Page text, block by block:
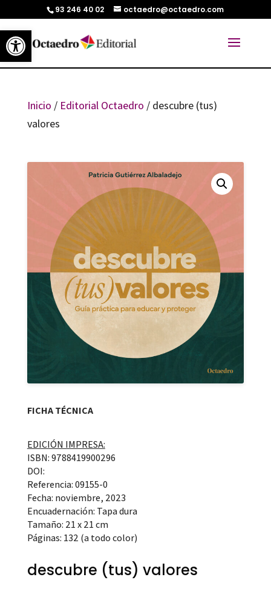
Abrir barra de herramientas
93 246 40 02 octaedro@octaedro.com
Inicio / Editorial Octaedro / descubre (tus)
valores
FICHA TÉCNICA
EDICIÓN IMPRESA:
ISBN: 9788419900296
DOI:
Referencia: 09155-0
Fecha: noviembre, 2023
Encuadernación: Tapa dura
Tamaño: 21 x 21 cm
Páginas: 132 (a todo color)
descubre (tus) valores